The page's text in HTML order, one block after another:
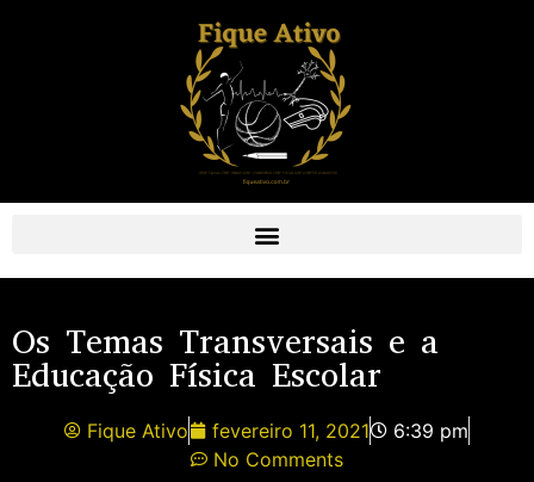
Os Temas Transversais e a
Educação Física Escolar
Fique Ativo fevereiro 11, 2021
6:39 pm
No Comments